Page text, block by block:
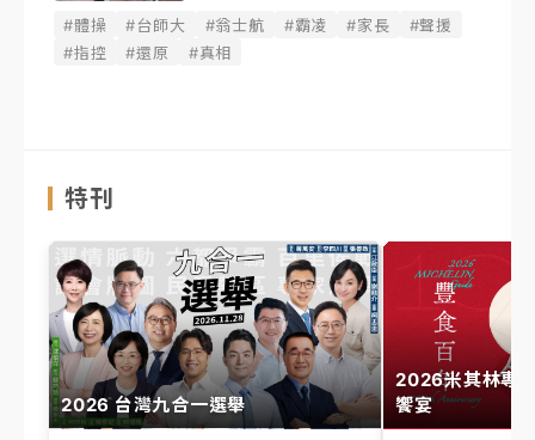
#體操 #台師大 #翁士航 #霸凌 #家長
#聲援
#指控
#還原 #真相
特刊
2026 台灣九合一選舉
2026米其林專
饗宴